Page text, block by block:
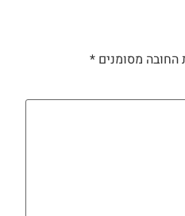
החובה מסומנים *